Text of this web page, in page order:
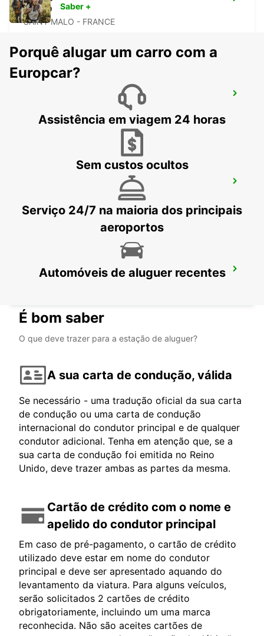
MALO
SAINT MALO - FRANCE
TERMINAL DE FERRY DE CHERBOURG
SAINT-LO
Saber +
Porquê alugar um carro com a
Europcar?
Assistência em viagem 24 horas
Sem custos ocultos
Serviço 24/7 na maioria dos principais
aeroportos
Automóveis de aluguer recentes
É bom saber
O que deve trazer para a estação de aluguer?
A sua carta de condução, válida
Se necessário - uma tradução oficial da sua carta
de condução ou uma carta de condução
internacional do condutor principal e de qualquer
condutor adicional. Tenha em atenção que, se a
sua carta de condução foi emitida no Reino
Unido, deve trazer ambas as partes da mesma.
Cartão de crédito com o nome e
apelido do condutor principal
Em caso de pré-pagamento, o cartão de crédito
utilizado deve estar em nome do condutor
principal e deve ser apresentado aquando do
levantamento da viatura. Para alguns veículos,
serão solicitados 2 cartões de crédito
obrigatoriamente, incluindo um uma marca
reconhecida. Não são aceites cartões de